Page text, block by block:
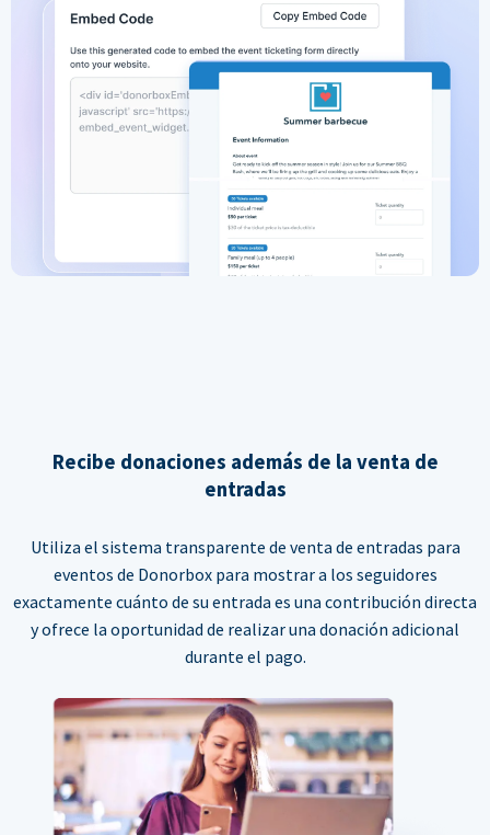
Recibe donaciones además de la venta de
entradas
Utiliza el sistema transparente de venta de entradas para
eventos de Donorbox para mostrar a los seguidores
exactamente cuánto de su entrada es una contribución directa
y ofrece la oportunidad de realizar una donación adicional
durante el pago.